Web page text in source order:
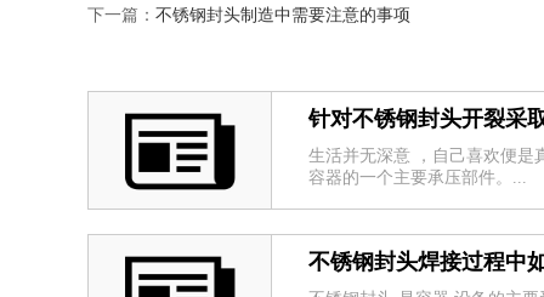
下一篇： 不锈钢封头制造中需要注意的事项
针对不锈钢封头开裂采
生活并无深意 ，自己喜欢便是
容器的一个主要承压部件。...
不锈钢封头焊接过程中